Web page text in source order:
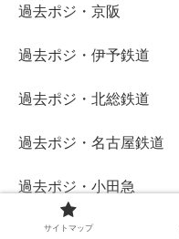
過去ポジ・京阪
過去ポジ・伊予鉄道
過去ポジ・北総鉄道
過去ポジ・名古屋鉄道
過去ポジ・小田急
過去ポジ・新京成
サイトマップ